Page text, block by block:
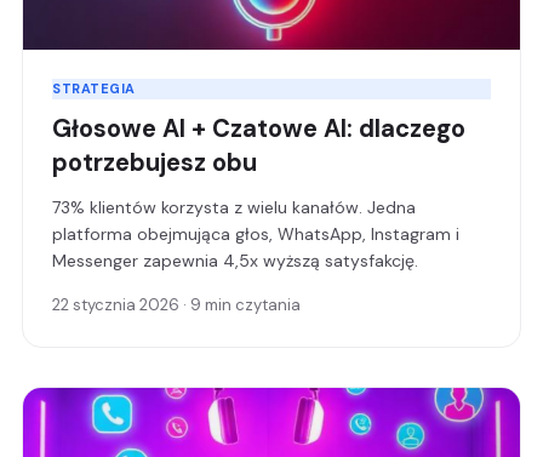
STRATEGIA
Głosowe AI + Czatowe AI: dlaczego
potrzebujesz obu
73% klientów korzysta z wielu kanałów. Jedna
platforma obejmująca głos, WhatsApp, Instagram i
Messenger zapewnia 4,5x wyższą satysfakcję.
22 stycznia 2026 · 9 min czytania